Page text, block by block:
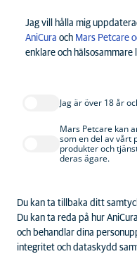
Jag vill hålla mig
AniCura och Mars Petcare
enklare och
Jag är över 18 år
Mars Petcare kan
som en del av vårt
produkter och
deras ägare.
Du kan ta tillbaka ditt
Du kan ta reda på hur
och behandlar dina
integritet och dataskydd